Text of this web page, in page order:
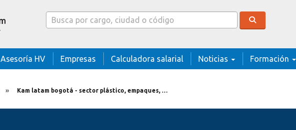
Caja buscador
Asesoría HV Empresas Calculadora salarial Noticias Formación
Kam latam bogotá - sector plástico, empaques, envases y/o manufactura